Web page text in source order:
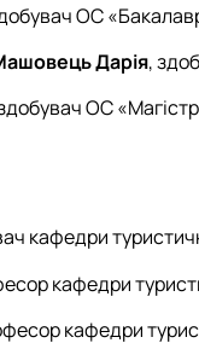
ОС
Дарія,
ОС
кафедри
кафедри
кафедри